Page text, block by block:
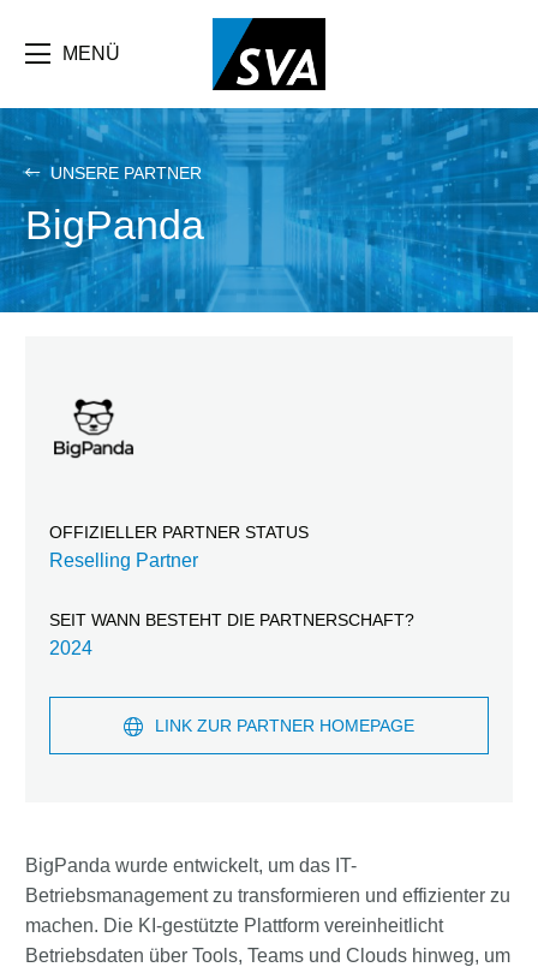
Inhalt
MENÜ
UNSERE PARTNER
BigPanda
BigPanda wurde entwickelt, um das IT-
Betriebsmanagement zu transformieren und effizienter zu
machen. Die KI-gestützte Plattform vereinheitlicht
Betriebsdaten über Tools, Teams und Clouds hinweg, um
OFFIZIELLER PARTNER STATUS
Reselling Partner
SEIT WANN BESTEHT DIE PARTNERSCHAFT?
2024
LINK ZUR PARTNER HOMEPAGE